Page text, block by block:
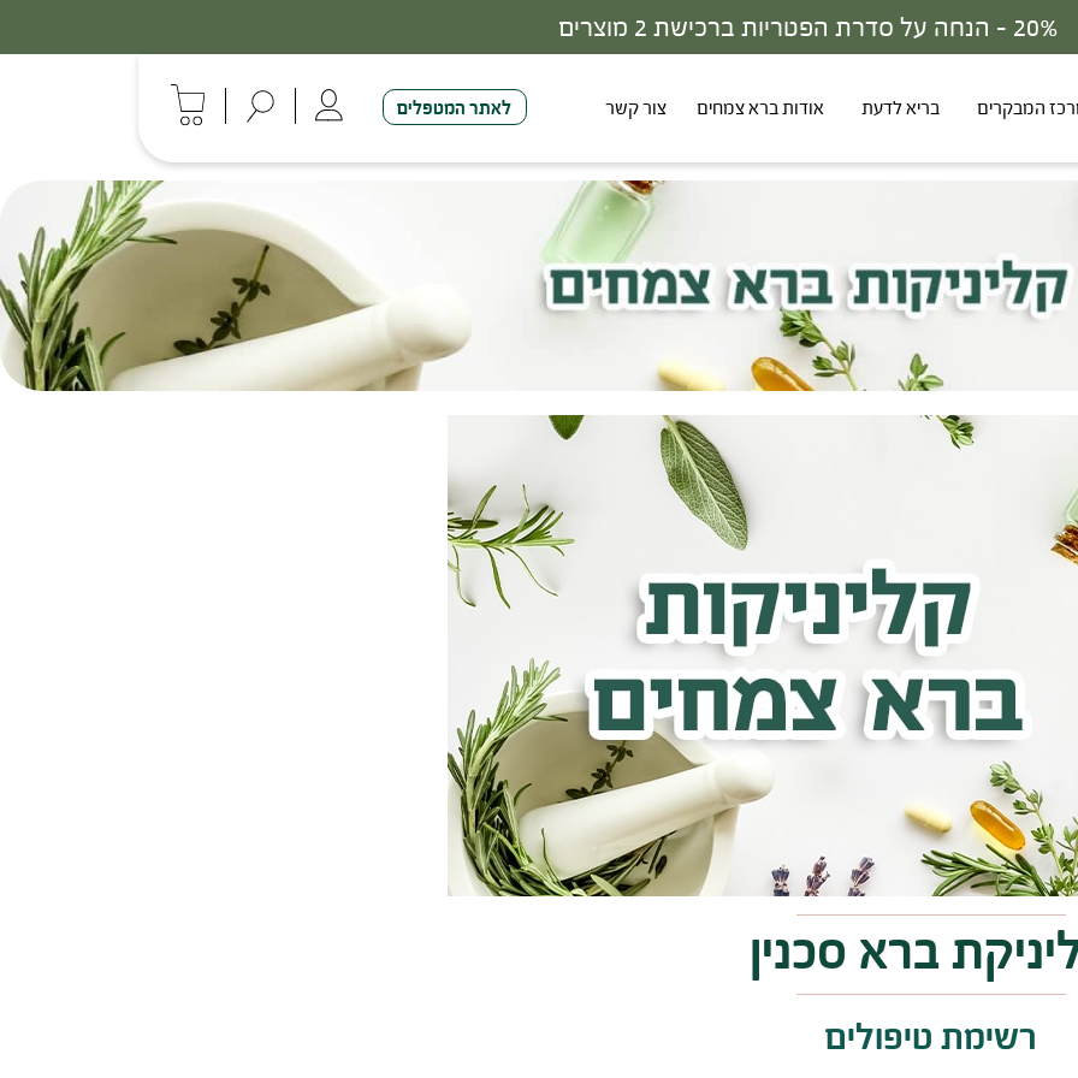
30% - הנחה על סדרת הפטריות ברכישת 3 מוצרים
המבקרים בריא לדעת אודות ברא צמחים צור קשר לאתר המטפלים
ברא סכנין​
רשימת טיפולים